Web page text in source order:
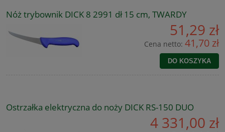
Nóż trybownik DICK 8 2991 dł 15 cm, TWARDY
51,29 zł
Cena netto: 41,70 zł
DO KOSZYKA
Ostrzałka elektryczna do noży DICK RS-150 DUO
4 331,00 zł